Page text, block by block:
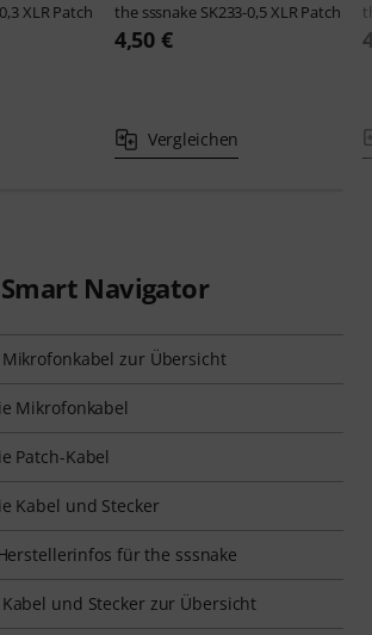
XLR Patch the sssnake SK233-0,5 XLR Patch
4,50 €
Vergleichen
Smart Navigator
zur Übersicht
Mikrofonkabel
Patch-Kabel
Kabel und Stecker
für the sssnake
und Stecker zur Übersicht